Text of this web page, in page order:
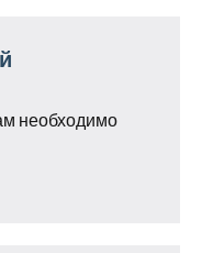
необходимо